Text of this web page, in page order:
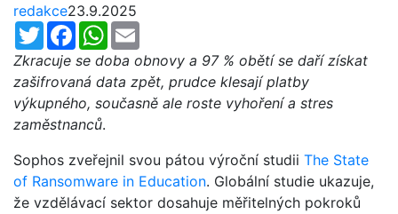
redakce23.9.2025
TwitterFacebookWhatsApp
Zkracuje se doba obnovy a 97 % obětí se daří získat
zašifrovaná data zpět, prudce klesají platby
výkupného, současně ale roste vyhoření a stres
zaměstnanců.
Sophos zveřejnil svou pátou výroční studii The State
of Ransomware in Education. Globální studie ukazuje,
že vzdělávací sektor dosahuje měřitelných pokroků